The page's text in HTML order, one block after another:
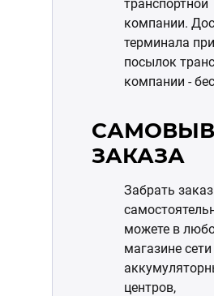
транспортной
компании.
терминала
посылок
компании -
ЗАКАЗА
Забрать заказ
можете в
магазине сети
центров,